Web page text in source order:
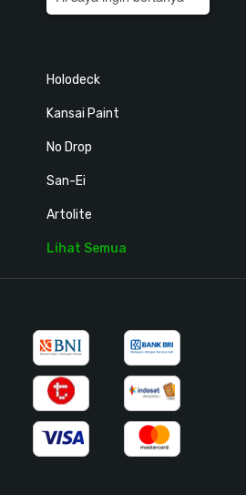
Holodeck
Kansai Paint
No Drop
San-Ei
Artolite
Lihat Semua